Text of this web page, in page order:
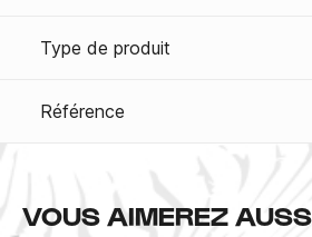
Type de produit
Référence
VOUS AIMEREZ